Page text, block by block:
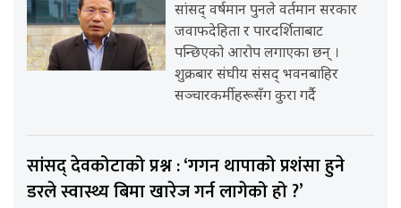
सांसद् वर्षमान पुनले वर्तमान सरकार
जवाफदेहिता र पारदर्शिताबाट
पन्छिएको आरोप लगाएका छन् ।
शुक्रबार संघीय संसद् भवनबाहिर
सञ्चारकर्मीहरूसँग कुरा गर्दै
सांसद् देवकोटाको प्रश्न : ‘गगन थापाको प्रशंसा हुने
डरले स्वास्थ्य बिमा खारेज गर्न लागेको हो ?’